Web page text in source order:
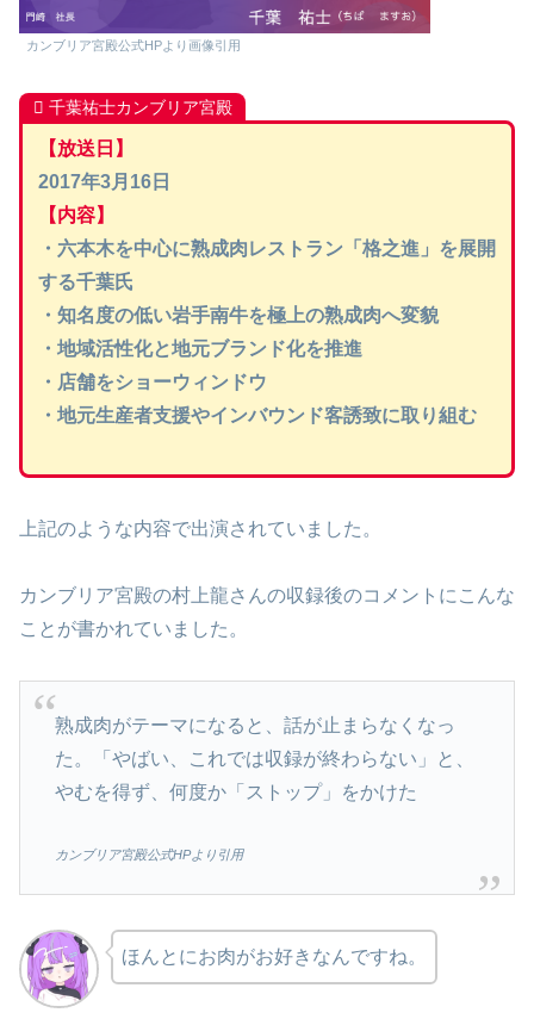
カンブリア宮殿公式HPより画像引用
千葉祐士カンブリア宮殿
【放送日】
2017年3月16日
【内容】
・六本木を中心に熟成肉レストラン「格之進」を展開
する千葉氏
・知名度の低い岩手南牛を極上の熟成肉へ変貌
・地域活性化と地元ブランド化を推進
・店舗をショーウィンドウ
・地元生産者支援やインバウンド客誘致に取り組む
上記のような内容で出演されていました。
カンブリア宮殿の村上龍さんの収録後のコメントにこんな
ことが書かれていました。
熟成肉がテーマになると、話が止まらなくなっ
た。「やばい、これでは収録が終わらない」と、
やむを得ず、何度か「ストップ」をかけた
カンブリア宮殿公式HPより引用
ほんとにお肉がお好きなんですね。